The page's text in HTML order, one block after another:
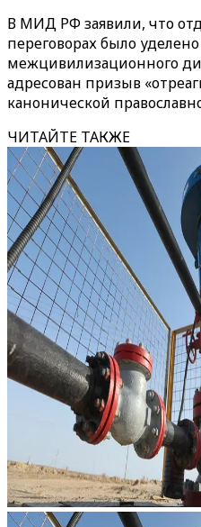
В МИД РФ заявили, что
переговорах было
межцивилизационного
адресован призыв
канонической
ЧИТАЙТЕ ТАКЖЕ